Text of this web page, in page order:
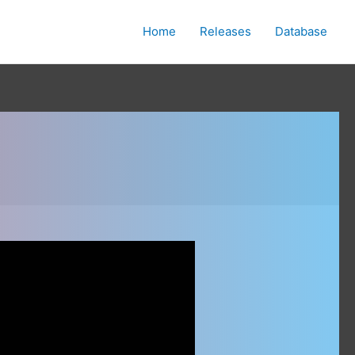
Home Releases Database